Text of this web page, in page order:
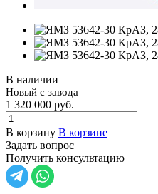
В наличии
Новый с завода
1 320 000 руб.
В корзину В корзине
Задать вопрос
Получить консультацию